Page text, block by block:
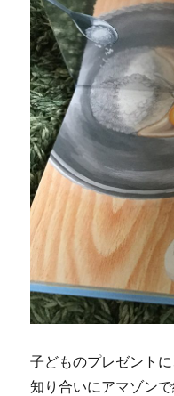
子どものプレゼント
知り合いにアマゾン